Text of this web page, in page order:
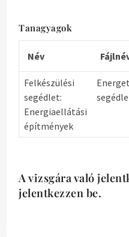
Tanagyagok
Név
Felkészülési
segédlet:
Energiaellátási
építmények
A vizsgára való
jelentkezzen be.